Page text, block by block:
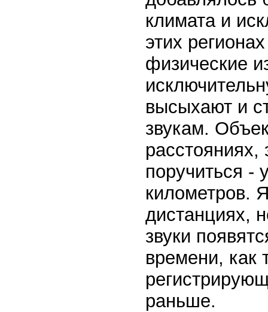
климата и
этих
физические
высыхают и
звукам.
поручиться -
километров.
дистанциях,
звуки
времени, как
раньше.